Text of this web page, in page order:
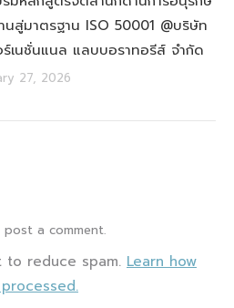
นสู่มาตรฐาน ISO 50001 @บริษัท
ร์เนชั่นแนล แลบบอราทอรีส์ จำกัด
27, 2026
a comment.
to reduce spam. Learn how